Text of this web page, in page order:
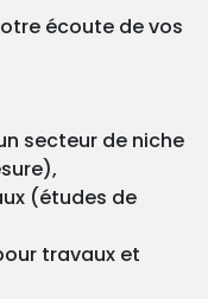
écoute de vos
secteur de niche
(études de
travaux et